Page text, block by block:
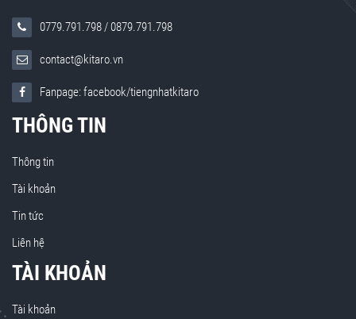
0779.791.798/0879.791.798
contact@kitaro.vn
Fanpage: facebook/tiengnhatkitaro
THÔNG TIN
Thông tin
Tài khoản
Tin tức
Liên hệ
TÀI KHOẢN
Tài khoản